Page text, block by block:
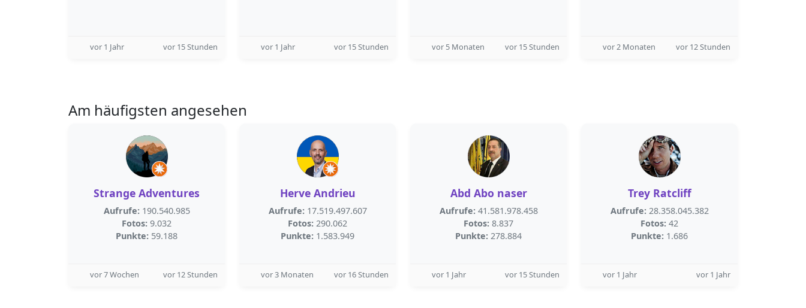
vor 1 Jahr vor 15 Stunden vor 1 Jahr vor 15 Stunden vor 5 Monaten vor 15 Stunden vor 2 Monaten vor 12 Stunden
Am häufigsten angesehen
Strange Adventures
Aufrufe: 190.540.985
Fotos: 9.032
Punkte: 59.188
vor 7 Wochen vor 12 Stunden
Herve Andrieu
Aufrufe: 17.519.497.607
Fotos: 290.062
Punkte: 1.583.949
vor 3 Monaten vor 16 Stunden
Abd Abo naser
Aufrufe: 41.581.978.458
Fotos: 8.837
Punkte: 278.884
vor 1 Jahr vor 15 Stunden
Trey Ratcliff
Aufrufe: 28.358.045.382
Fotos: 42
Punkte: 1.686
vor 1 Jahr vor 1 Jahr